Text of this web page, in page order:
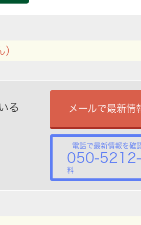
る
メールで最新情
電話で最新情報を確
050-
料